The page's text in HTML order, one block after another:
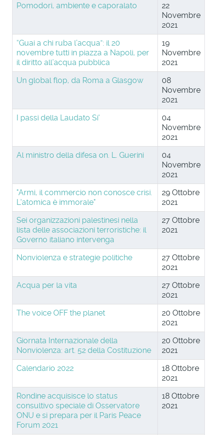
Pomodori, ambiente e caporalato
22
Novembre
2021
“Guai a chi ruba l’acqua”: il 20
novembre tutti in piazza a Napoli, per
il diritto all’acqua pubblica
19
Novembre
2021
Un global flop, da Roma a Glasgow
08
Novembre
2021
I passi della Laudato Si'
04
Novembre
2021
Al ministro della difesa on. L. Guerini
04
Novembre
2021
"Armi, il commercio non conosce crisi.
L'atomica è immorale"
29 Ottobre
2021
Sei organizzazioni palestinesi nella
lista delle associazioni terroristiche: il
Governo italiano intervenga
27 Ottobre
2021
Nonviolenza e strategie politiche
27 Ottobre
2021
Acqua per la vita
27 Ottobre
2021
The voice OFF the planet
20 Ottobre
2021
Giornata Internazionale della
Nonviolenza: art. 52 della Costituzione
20 Ottobre
2021
Calendario 2022
18 Ottobre
2021
Rondine acquisisce lo status
consultivo speciale di Osservatore
ONU e si prepara per il Paris Peace
Forum 2021
18 Ottobre
2021